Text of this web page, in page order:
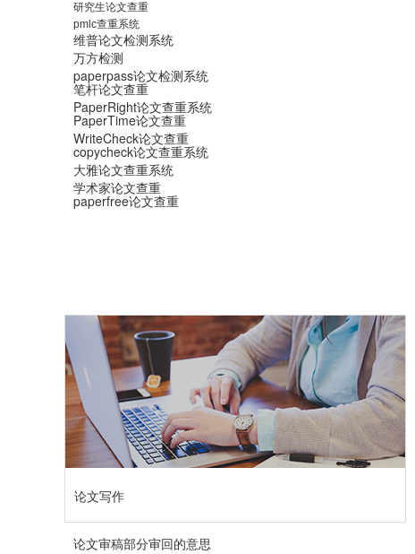
研究生论文查重
pmlc查重系统
​​维普论文检测系统​
万方检测
paperpass论文检测系统
笔杆论文查重
PaperRight论文查重系统
PaperTime论文查重
WriteCheck论文查重
copycheck论文查重系统
大雅论文查重系统
学术家论文查重
paperfree论文查重
论文写作
论文审稿部分审回的意思